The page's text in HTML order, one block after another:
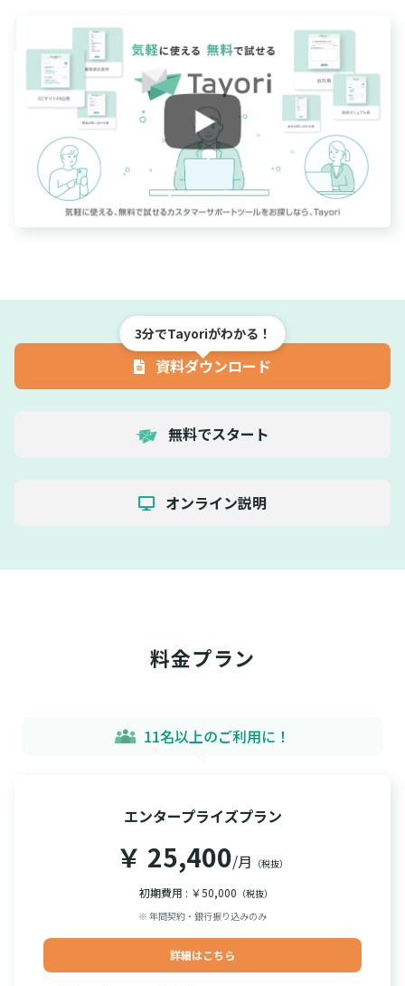
3分でTayoriがわかる！
資料ダウンロード
無料でスタート
オンライン説明
料金プラン
11名以上のご利用に！
エンタープライズプラン
￥ 25,400/月 （税抜）
初期費用 : ￥50,000 （税抜）
※ 年間契約・銀行振り込みのみ
詳細はこちら